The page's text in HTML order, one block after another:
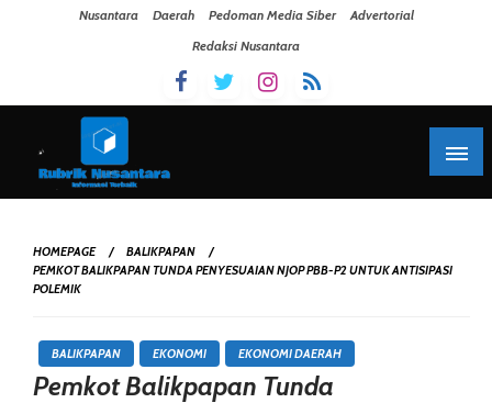
Nusantara Daerah Pedoman Media Siber
Advertorial
Redaksi Nusantara
HOMEPAGE
BALIKPAPAN
PEMKOT BALIKPAPAN TUNDA PENYESUAIAN NJOP PBB-P2 UNTUK ANTISIPASI
POLEMIK
BALIKPAPAN EKONOMI EKONOMI DAERAH
Pemkot Balikpapan Tunda